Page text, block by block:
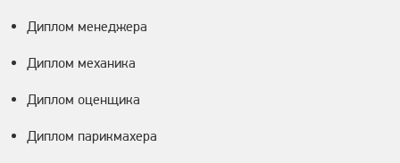
Диплом менеджера
Диплом механика
Диплом оценщика
Диплом парикмахера